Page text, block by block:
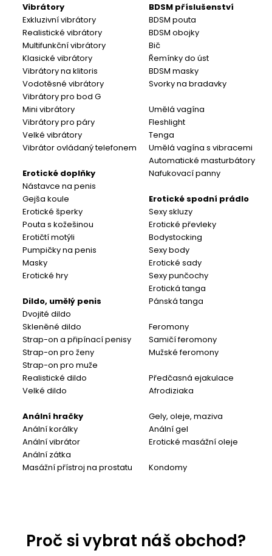
Vibrátory
Exkluzivní vibrátory
Realistické vibrátory
Multifunkční vibrátory
Klasické vibrátory
Vibrátory na klitoris
Vodotěsné vibrátory
Vibrátory pro bod G
Mini vibrátory
Vibrátory pro páry
Velké vibrátory
Vibrátor ovládaný telefonem
Erotické doplňky
Nástavce na penis
Gejša koule
Erotické šperky
Pouta s kožešinou
Erotičtí motýli
Pumpičky na penis
Masky
Erotické hry
Dildo, umělý penis
Dvojité dildo
Skleněné dildo
Strap-on a připínací penisy
Strap-on pro ženy
Strap-on pro muže
Realistické dildo
Velké dildo
Anální hračky
Anální korálky
Anální vibrátor
Anální zátka
Masážní přístroj na prostatu
BDSM příslušenství
BDSM pouta
BDSM obojky
Bič
Řemínky do úst
BDSM masky
Svorky na bradavky
Umělá vagína
Fleshlight
Tenga
Umělá vagína s vibracemi
Automatické masturbátory
Nafukovací panny
Erotické spodní prádlo
Sexy skluzy
Erotické převleky
Bodystocking
Sexy body
Erotické sady
Sexy punčochy
Erotická tanga
Pánská tanga
Feromony
Samičí feromony
Mužské feromony
Předčasná ejakulace
Afrodiziaka
Gely, oleje, maziva
Anální gel
Erotické masážní oleje
Kondomy
Proč si vybrat náš obchod?